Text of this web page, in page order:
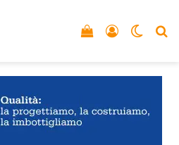
Accedi
Vedi il carrello